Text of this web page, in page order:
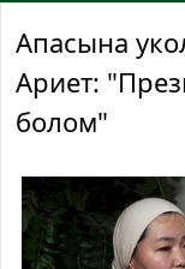
Апасына
Ариет:
болом"